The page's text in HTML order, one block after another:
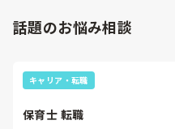
話題のお悩み相談
キャリア・転職
保育士 転職